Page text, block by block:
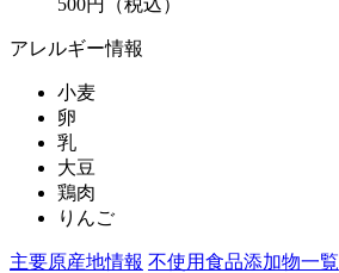
アレルギー情報
小麦
卵
乳
大豆
鶏肉
りんご
主要原産地情報 不使用食品添加物一覧